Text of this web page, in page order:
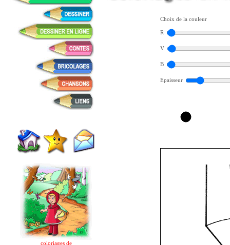
coloriages de
Choix de la couleur
R
V
B
Epaisseur